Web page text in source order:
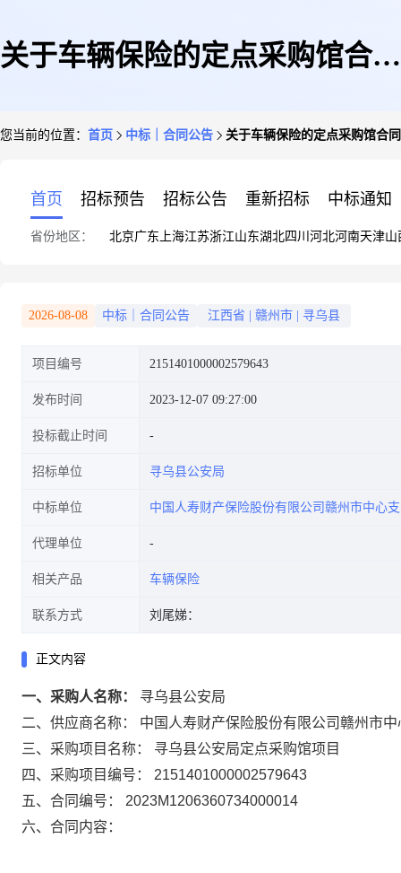
关于车辆保险的定点采购馆合同
您当前的位置： 首页 中标｜合同公告 关于车辆保险的定点采购馆合
首页 招标预告 招标公告 重新招标 中标通知
省份地区： 北京广东 上海江苏浙江山东湖北四川 河北河南天津山
2026-08-08 中标｜合同公告 江西省 赣州市 寻乌县
项目编号 2151401000002579643
发布时间 2023-12-07 09:27:00
投标截止时间
招标单位 寻乌县公安局
中标单位 中国人寿财产保险股份有限公司赣州市中心
代理单位
相关产品 车辆保险
联系方式 刘尾娣：
正文内容
一、采购人名称：
寻乌县公安局
二、供应商名称：
中国人寿财产保险股份有限公司赣州市
三、采购项目名称：
寻乌县公安局定点采购馆项目
四、采购项目编号：
2151401000002579643
五、合同编号：
2023M1206360734000014
六、合同内容：